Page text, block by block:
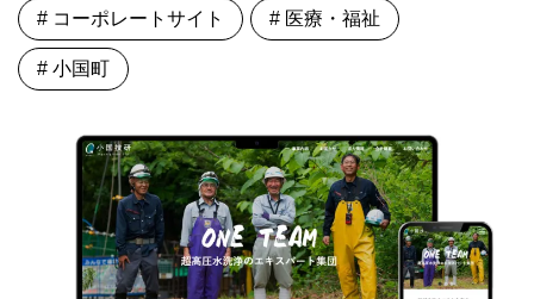
# コーポレートサイト # 医療・福祉
# 小国町